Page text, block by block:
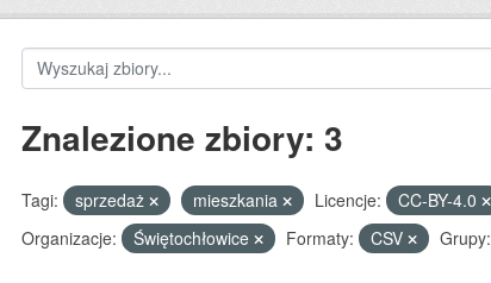
Znalezione zbiory: 3
Tagi: sprzedaż mieszkania Licencje:
CC-BY-4.0
Organizacje:
Świętochłowice Formaty: CSV Grupy: